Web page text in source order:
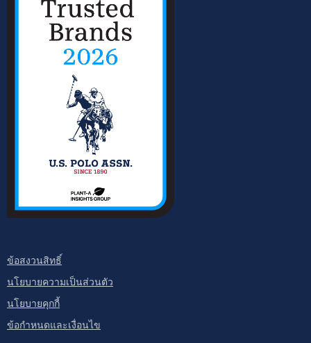
ข้อสงวนสิทธิ์
นโยบายความเป็นส่วนตัว
นโยบายคุกกี้
ข้อกำหนดและเงื่อนไข